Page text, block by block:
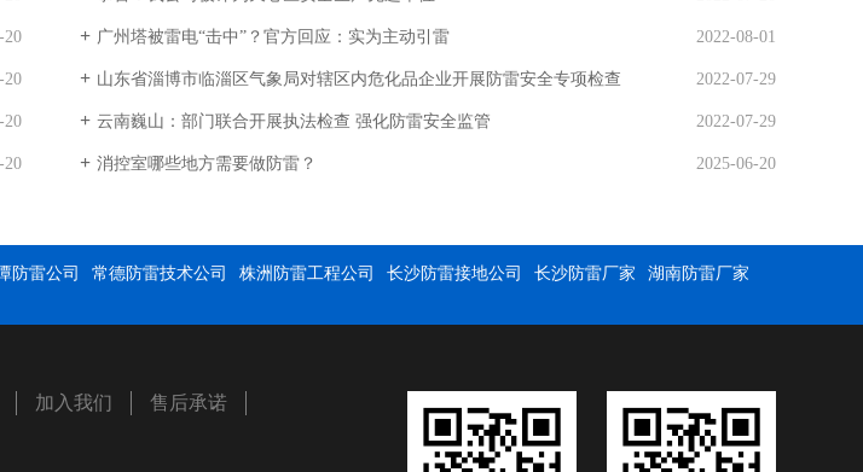
20 广州塔被雷电“击中”？官方回应：实为主动引雷 2022-08-01
20 山东省淄博市临淄区气象局对辖区内危化品企业开展防雷安全专项检查 2022-07-29
20 云南巍山：部门联合开展执法检查 强化防雷安全监管 2022-07-29
20 消控室哪些地方需要做防雷？ 2025-06-20
防雷公司 常德防雷技术公司 株洲防雷工程公司 长沙防雷接地公司 长沙防雷厂家
湖南防雷厂家
加入我们
售后承诺